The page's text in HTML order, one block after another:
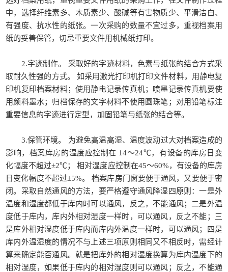
中，选择纤维素多、木质素少、酸碱等有害物质少、平滑洁白、
有强度、抗水性的纸张。一次采购的数量不宜过多，重视档案用
纸的妥善保管，切忌重要文件用机械纸打印。
2.字迹制作。 采取好的字迹材料，色素与纸张的结合方式采
取耐久性强的方式。 如采用激光打印机打印文件材料，用静电复
印机复印档案材料；使用静电记录传真机；喷墨记录传真机要使
用颜料墨水；归档保存的文字材料不使用圆珠笔；对用铅笔标注
重要信息的字迹进行定型，加固铅笔与纸张的结合等。
3.保管环境。 为避免高温高湿、温度波动过大对档案造成的
影响，档案库房的温度应控制在 14～24℃，有设备的库房日变
化幅度不超过±2℃； 相对湿度应控制在45～60%，有设备的库房
日变化幅度不超过±5%。 档案库房门窗要便于通风，又要便于密
闭。采取自然通风的方法，要严格遵守通风降湿四原则：一是外
温度和湿度都低于库内时可以通风，反之，不能通风；二是外温
度低于库内，库内外相对湿度一样时，可以通风，反之不能；三
是库外相对湿度低于库内而库内外温度一样时，可以通风；四是
库内外温湿度的情况不与上述三项原则相同又不相反时，需经计
算来确定能否通风。就是把库外的相对湿度换算为库内温度下的
相对湿度，如果低于库内的相对湿度则可以通风；反之，不能通